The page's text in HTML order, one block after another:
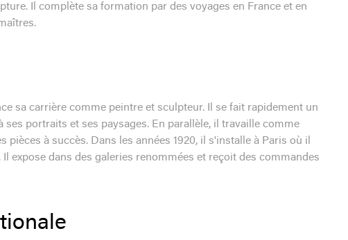
Il complète sa formation par des voyages en France et en
sa carrière comme peintre et sculpteur. Il se fait rapidement un
portraits et ses paysages. En parallèle, il travaille comme
à succès. Dans les années 1920, il s'installe à Paris où il
expose dans des galeries renommées et reçoit des commandes